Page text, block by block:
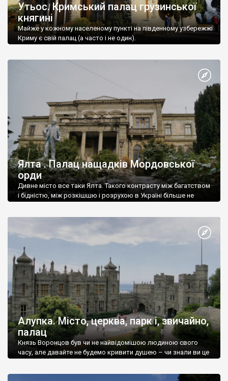
Утьос. Кримський палац грузинської
княгині
Майже у кожному населеному пункті на південному узбережжі
Криму є свій палац (а часто і не один).
Ялта . Палац нащадків Мордовської
орди
Дивне місто все таки Ялта. Такого контрасту між багатством
і бідністю, між розкішшю і розрухою в Україні більше не
Алупка. Місто, церква, парк і, звичайно,
палац
Князь Воронцов був чи не найвідомішою людиною свого
часу, але давайте не будемо кривити душею – чи знали ви це